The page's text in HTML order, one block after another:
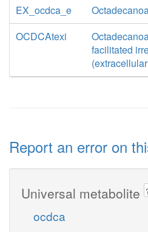
EX_ocdca_e
OCDCAtexi
facilitated
Report an error on
Universal metabolite
ocdca